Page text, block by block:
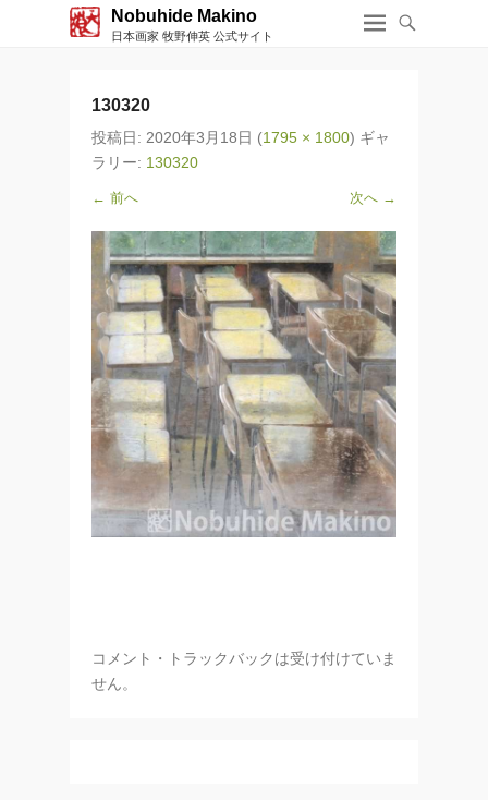
Nobuhide Makino
日本画家 牧野伸英 公式サイト
130320
投稿日: 2020年3月18日 (1795 × 1800) ギャ
ラリー: 130320
← 前へ 次へ →
コメント・トラックバックは受け付けていま
せん。